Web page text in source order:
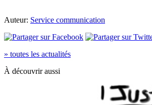
Auteur: Service communication
» toutes les actualités
À découvrir aussi